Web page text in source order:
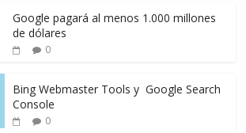
Google pagará al menos 1.000 millones
de dólares
0
Bing Webmaster Tools y Google Search
Console
0